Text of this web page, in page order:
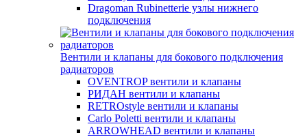
Dragoman Rubinetterie узлы нижнего
подключения
Вентили и клапаны для бокового подключения
радиаторов
OVENTROP вентили и клапаны
РИДАН вентили и клапаны
RETROstyle вентили и клапаны
Carlo Poletti вентили и клапаны
ARROWHEAD вентили и клапаны